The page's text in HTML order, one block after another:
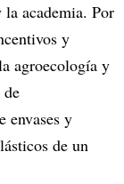
academia. Por
y
agroecología y
envases y
de un